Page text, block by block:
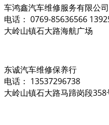
车鸿鑫汽车维修服务有限公司
电话： 0769-85636566
大岭山镇石大路海航广场
东诚汽车维修保养行
电话： 13537296738
大岭山镇石大路马蹄岗段